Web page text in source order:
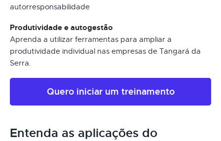
autorresponsabilidade
Produtividade e autogestão
Aprenda a utilizar ferramentas para ampliar a
produtividade individual nas empresas de Tangará da
Serra.
Quero iniciar um treinamento
Entenda as aplicações do